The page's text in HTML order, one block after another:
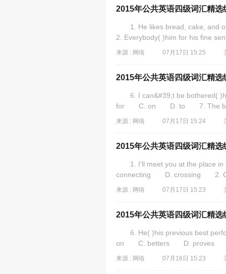
2015年公共英语四级词汇精选
1. He likes bread, cake,
2. Everybody( )him for his fine
来源 : 网络 07月17日 15:25
2015年公共英语四级词汇精选
6. I can&#39;t be bothered(
for C. on D. to 7. The boys
来源 : 网络 07月17日 15:24
2015年公共英语四级词汇精选
1. I’ll meet you at the
connecting D. crossing 2.
来源 : 网络 07月17日 15:23
2015年公共英语四级词汇精选
6. He( )his previous best
on C. betters D. proves 7.
来源 : 网络 07月16日 15:23